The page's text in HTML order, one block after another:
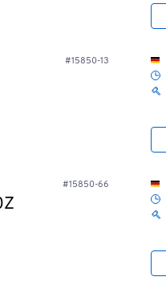
#15850-13
#15850-66